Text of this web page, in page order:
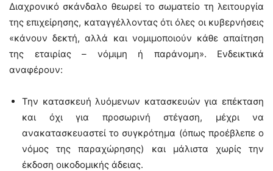
Διαχρονικό σκάνδαλο θεωρεί το σωματείο τη λειτουργία
της επιχείρησης, καταγγέλλοντας ότι όλες οι κυβερνήσεις
«κάνουν δεκτή, αλλά και νομιμοποιούν κάθε απαίτηση
της εταιρίας – νόμιμη ή παράνομη». Ενδεικτικά
αναφέρουν:
Την κατασκευή λυόμενων κατασκευών για επέκταση
και όχι για προσωρινή στέγαση, μέχρι να
ανακατασκευαστεί το συγκρότημα (όπως προέβλεπε ο
νόμος της παραχώρησης) και μάλιστα χωρίς την
έκδοση οικοδομικής άδειας.